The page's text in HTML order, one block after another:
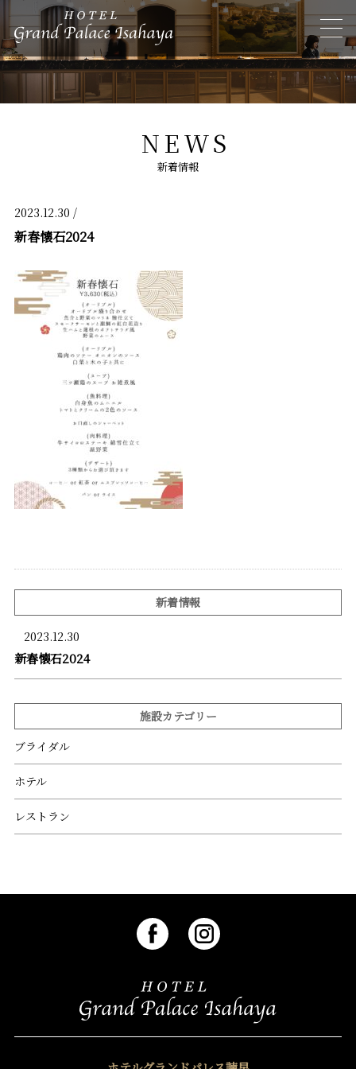
NEWS
新着情報
2023.12.30 /
新春懐石2024
新着情報
2023.12.30
新春懐石2024
施設カテゴリー
ブライダル
ホテル
レストラン